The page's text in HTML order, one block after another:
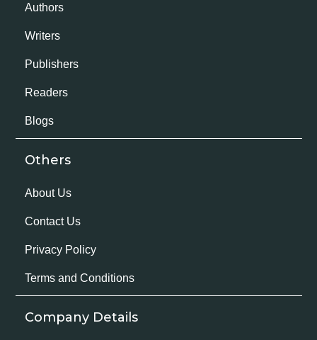
Authors
Writers
Publishers
Readers
Blogs
Others
About Us
Contact Us
Privacy Policy
Terms and Conditions
Company Details